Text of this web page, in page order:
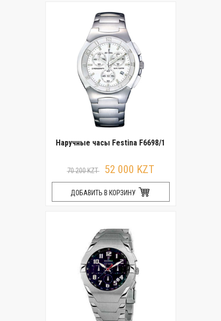
Наручные часы Festina F6698/1
70 200 KZT 52 000 KZT
ДОБАВИТЬ В КОРЗИНУ